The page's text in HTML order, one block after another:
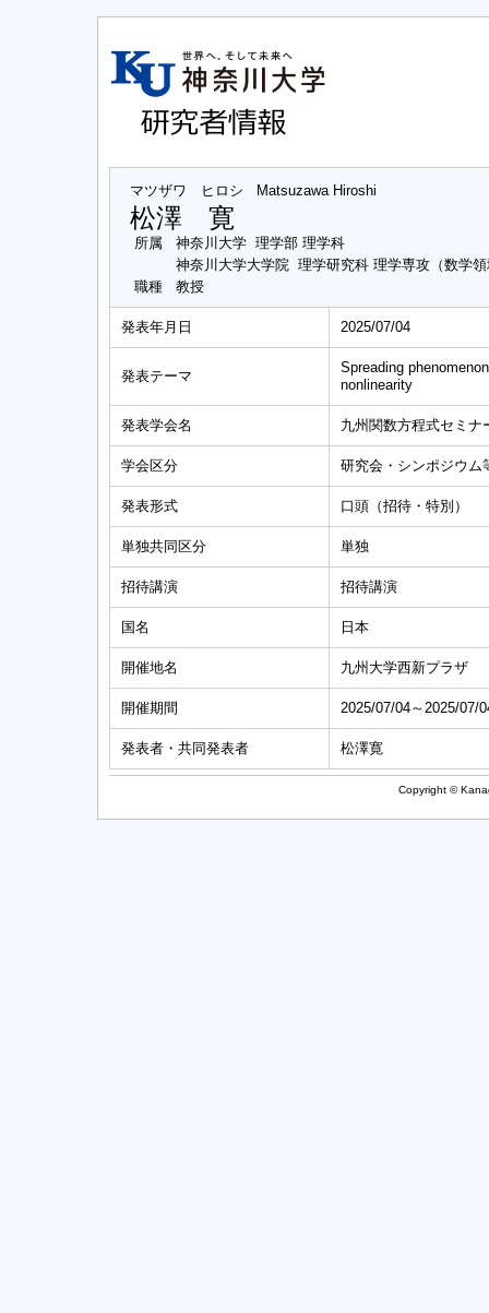
マツザワ ヒロシ Matsuzawa Hiroshi
松澤 寛
所属
神奈川大学 理学部 理学科
神奈川大学大学院 理学研究科 理学専攻（数学
職種
教授
発表年月日 2025/07/04
発表テーマ
Spreading
nonlinearity
発表学会名 九州関数方程式セミナ
学会区分 研究会・シンポジウム
発表形式 口頭（招待・特別）
単独共同区分 単独
招待講演 招待講演
国名 日本
開催地名 九州大学西新プラザ
開催期間 2025/07/04～2025/07/
発表者・共同発表者 松澤寛
Copyright ©